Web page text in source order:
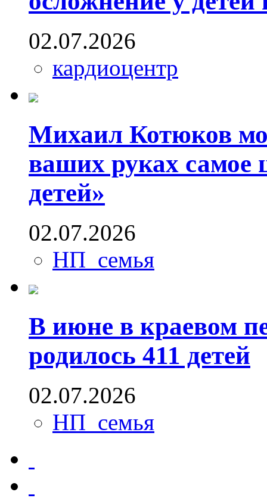
02.07.2026
кардиоцентр
Михаил Котюков
ваших руках самое
детей»
02.07.2026
НП_семья
В июне в краевом
родилось 411 детей
02.07.2026
НП_семья